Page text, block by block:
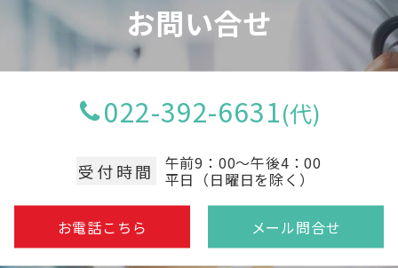
お問い合せ
022-392-6631
受付時間 午前9：00～午後4：00
平日（日曜日を除く）
お電話こちら メール問合せ